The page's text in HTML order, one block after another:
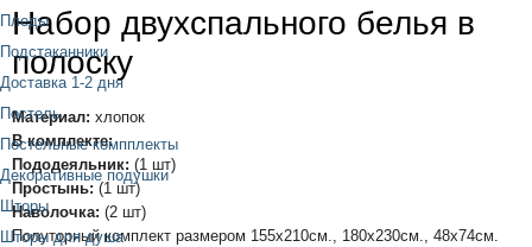
Пледы
Подстаканники
Доставка 1-2 дня
Постель
Постельные компплекты
Декоративные подушки
Шторы
Шторы для душа
Набор двухспального белья в
полоску
Материал: хлопок
В комплекте:
Пододеяльник: (1 шт)
Простынь: (1 шт)
Наволочка: (2 шт)
Полуторный комплект размером 155х210см., 180х230см., 48х74см.